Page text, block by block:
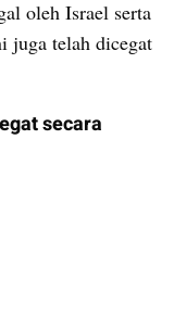
oleh Israel serta
juga telah dicegat
secara